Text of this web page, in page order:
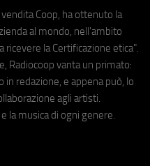
Coop, ha ottenuto la
al mondo, nell'ambito
ricevere la Certificazione etica".
Radiocoop vanta un primato:
redazione, e appena può, lo
agli artisti.
la musica di ogni genere.